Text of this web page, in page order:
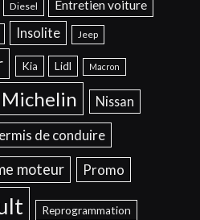
Diesel Entretien voiture
Insolite Jeep
Kia Lidl Macron
Michelin Nissan
de conduire
moteur Promo
Reprogrammation